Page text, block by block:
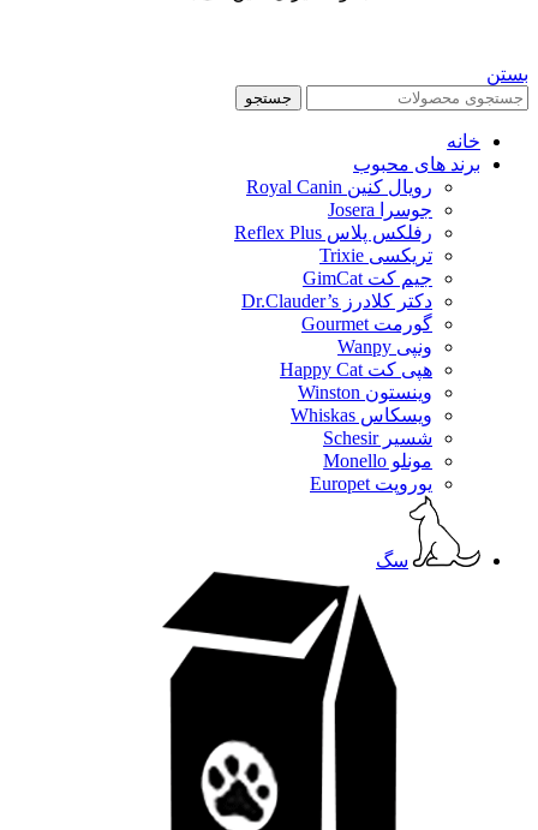
بستن
جستجو
خانه
برند های محبوب
رویال کنین Royal Canin
جوسرا Josera
رفلکس پلاس Reflex Plus
تریکسی Trixie
جیم کت GimCat
دکتر کلادرز Dr.Clauder’s
گورمت Gourmet
ونپی Wanpy
هپی کت Happy Cat
وینستون Winston
ویسکاس Whiskas
شسیر Schesir
مونلو Monello
یوروپت Europet
سگ